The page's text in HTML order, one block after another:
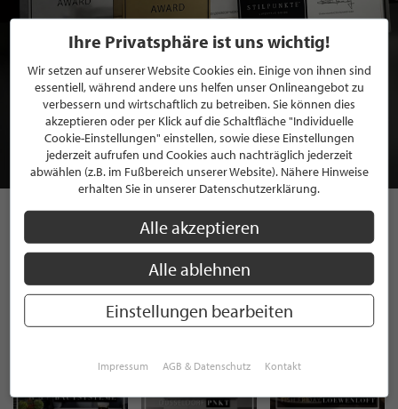
BEWERBEN SIE SICH FÜR EINE GRATIS
MITGLIEDSCHAFT BEI STILPUNKTE®
JETZT GRATIS BEWERBEN
STILPUNKTE AUF
INSTAGRAM
Ihre Privatsphäre ist uns wichtig!
Wir setzen auf unserer Website Cookies ein. Einige von ihnen sind
essentiell, während andere uns helfen unser Onlineangebot zu
verbessern und wirtschaftlich zu betreiben. Sie können dies
akzeptieren oder per Klick auf die Schaltfläche "Individuelle
Cookie-Einstellungen" einstellen, sowie diese Einstellungen
jederzeit aufrufen und Cookies auch nachträglich jederzeit
abwählen (z.B. im Fußbereich unserer Website). Nähere Hinweise
erhalten Sie in unserer Datenschutzerklärung.
Alle akzeptieren
Alle ablehnen
Einstellungen bearbeiten
Impressum AGB & Datenschutz Kontakt